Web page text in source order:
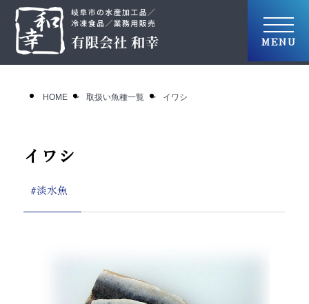
HOME 取扱い魚種一覧 イワシ
イワシ
#淡水魚